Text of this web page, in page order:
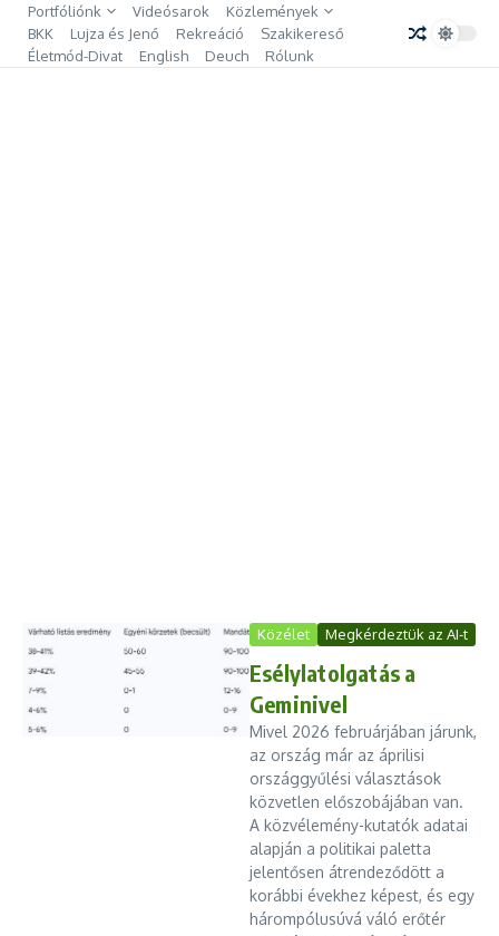
Ugrás a tartalomhoz
Portfóliónk Videósarok
Közlemények
BKK
Lujza és Jenő Rekreáció
Szakikereső
Életmód-Divat
English Deuch Rólunk
Közélet Megkérdeztük az AI-t
Esélylatolgatás a
Geminivel
Mivel 2026 februárjában járunk,
az ország már az áprilisi
országgyűlési választások
közvetlen előszobájában van.
A közvélemény-kutatók adatai
alapján a politikai paletta
jelentősen átrendeződött a
korábbi évekhez képest, és egy
hárompólusúvá váló erőtér